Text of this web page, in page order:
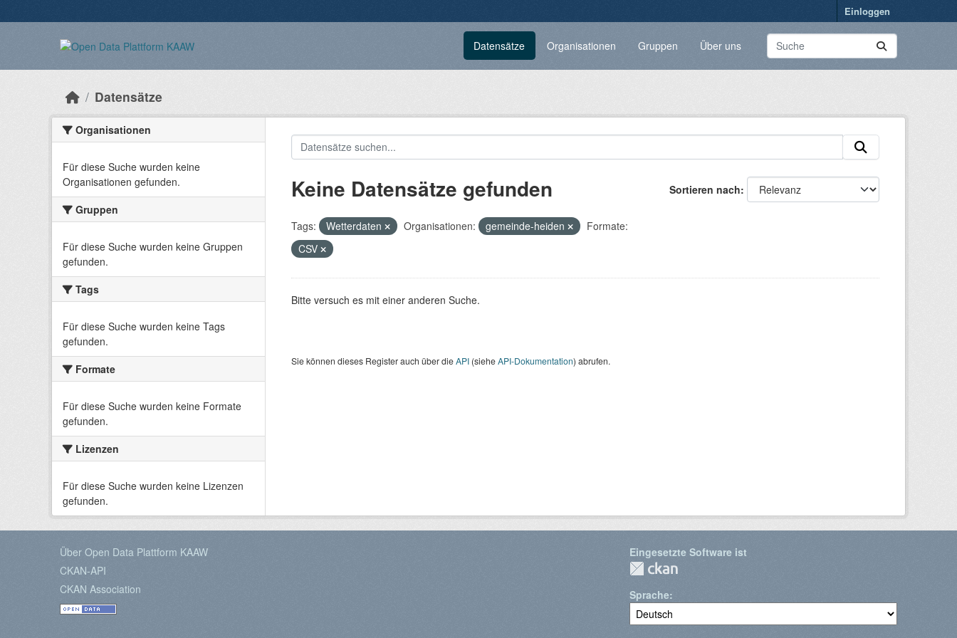
Einloggen
Datensätze Organisationen Gruppen Über uns
Datensätze
Organisationen
Für diese Suche wurden keine
Organisationen gefunden.
Gruppen
Für diese Suche wurden keine Gruppen
gefunden.
Tags
Für diese Suche wurden keine Tags
gefunden.
Formate
Für diese Suche wurden keine Formate
gefunden.
Lizenzen
Für diese Suche wurden keine Lizenzen
gefunden.
Sortieren nach
Keine Datensätze gefunden
Tags: Wetterdaten Organisationen: gemeinde-heiden
Formate:
CSV
Bitte versuch es mit einer anderen Suche.
Sie können dieses Register auch über dieAPI(sieheAPI-Dokumentation) abrufen.
Über Open Data Plattform KAAW
CKAN-API
CKAN Association
Eingesetzte Software ist
Sprache